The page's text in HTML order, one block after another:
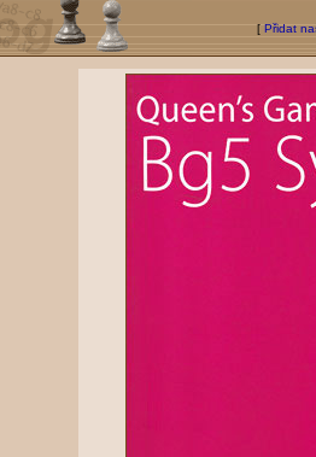
[ Přidat